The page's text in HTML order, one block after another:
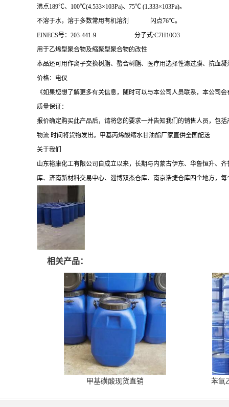
沸点189℃、100℃(4.533×103Pa)、75℃ (1.333×103Pa)。
不溶于水，溶于多数常用有机溶剂 闪点76℃。
EINECS号：203-441-9 分子式:C7H10O3
用于乙烯型聚合物及缩聚型聚合物的改性
本品还可用作离子交换树脂、螯合树脂、医疗用选择性滤过膜、抗血
价格：电仪
《如果您想了解更多有关信息，随时可以与本公司人员联系，本公司
质量保证：
报价确定购买此产品后，请将您的要求一并告知我们的销售人员，包
物流 时间将货物发出。甲基丙烯酸缩水甘油酯厂家直供全国配送
关于我们
山东裕康化工有限公司自成立以来，长期与内蒙古伊东、华鲁恒升、
库、济南新材料交易中心、淄博双杰仓库、南京浩捷仓库四个地方，
相关产品：
甲基磺酸现货直销 苯氧